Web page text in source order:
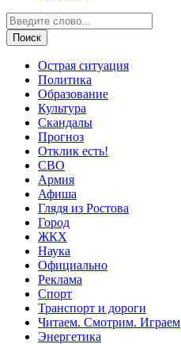
Острая ситуация
Политика
Образование
Культура
Скандалы
Прогноз
Отклик есть!
СВО
Армия
Афиша
Глядя из Ростова
Город
ЖКХ
Наука
Официально
Реклама
Спорт
Транспорт и дороги
Читаем. Смотрим. Играем
Энергетика